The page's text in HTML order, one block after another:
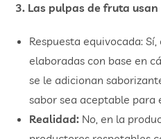
3. Las pulpas de fruta
Respuesta equivocada:
elaboradas con base en
se le adicionan
sabor sea aceptable para
Realidad: No, en la